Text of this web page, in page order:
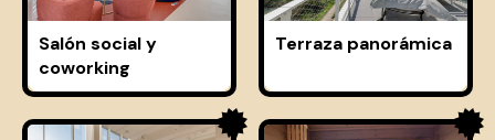
Salón social y
coworking
Terraza panorámica